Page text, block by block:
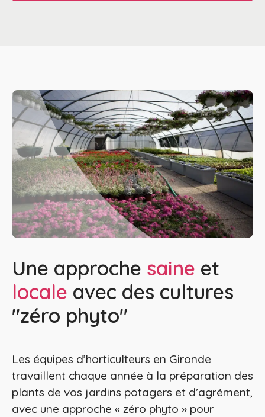
Une approche saine et
locale avec des cultures
"zéro phyto"
Les équipes d’horticulteurs en Gironde
travaillent chaque année à la préparation des
plants de vos jardins potagers et d’agrément,
avec une approche « zéro phyto » pour